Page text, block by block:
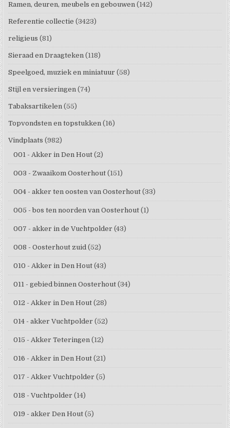
Ramen, deuren, meubels en gebouwen (142)
Referentie collectie (3423)
religieus (81)
Sieraad en Draagteken (118)
Speelgoed, muziek en miniatuur (58)
Stijl en versieringen (74)
Tabaksartikelen (55)
Topvondsten en topstukken (16)
Vindplaats (982)
001 - Akker in Den Hout (2)
003 - Zwaaikom Oosterhout (151)
004 - akker ten oosten van Oosterhout (33)
005 - bos ten noorden van Oosterhout (1)
007 - akker in de Vuchtpolder (43)
008 - Oosterhout zuid (52)
010 - Akker in Den Hout (43)
011 - gebied binnen Oosterhout (34)
012 - Akker in Den Hout (28)
014 - akker Vuchtpolder (52)
015 - Akker Teteringen (12)
016 - Akker in Den Hout (21)
017 - Akker Vuchtpolder (5)
018 - Vuchtpolder (14)
019 - akker Den Hout (5)